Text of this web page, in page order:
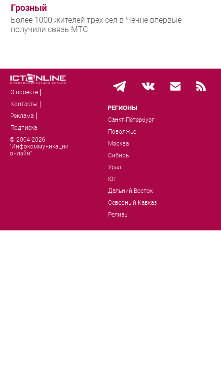
Грозный
Более 1000 жителей трех сел в Чечне впервые
получили связь МТС
О проекте
Контакты
Реклама
Подписка
© 2004-2026
"Инфокоммуникации
онлайн"
РЕГИОНЫ
Санкт-Петербург
Поволжье
Москва
Сибирь
Урал
Юг
Дальний Восток
Северный Кавказ
Релизы